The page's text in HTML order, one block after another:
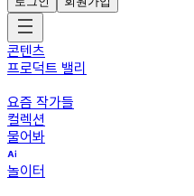
콘텐츠
프로덕트 밸리
요즘 작가들
컬렉션
물어봐
놀이터